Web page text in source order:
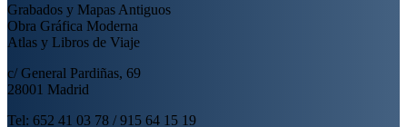
Grabados y Mapas Antiguos
Obra Gráfica Moderna
Atlas y Libros de Viaje
c/ General Pardiñas, 69
28001 Madrid
Tel: 652 41 03 78 / 915 64 15 19